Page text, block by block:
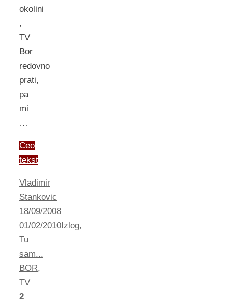
okolini
,
TV
Bor
redovno
prati,
pa
mi
…
Ceo
tekst
Vladimir
Stankovic
18/09/2008
01/02/2010Izlog,
Tu
sam...
BOR,
TV
2